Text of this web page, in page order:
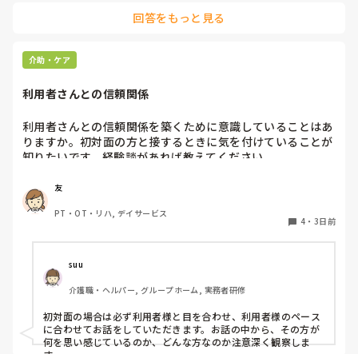
回答をもっと見る
介助・ケア
利用者さんとの信頼関係
利用者さんとの信頼関係を築くために意識していることはあ
りますか。初対面の方と接するときに気を付けていることが
知りたいです。経験談があれば教えてください。
友
PT・OT・リハ, デイサービス
4 ・ 3日前
suu
介護職・ヘルパー, グループホーム, 実務者研修
初対面の場合は必ず利用者様と目を合わせ、利用者様のペース
に合わせてお話をしていただきます。お話の中から、その方が
何を思い感じているのか、どんな方なのか注意深く観察しま